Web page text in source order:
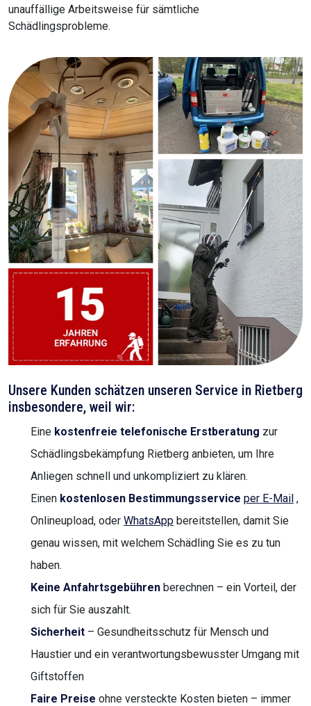
unauffällige Arbeitsweise für sämtliche
Schädlingsprobleme.
Unsere Kunden schätzen unseren Service in Rietberg
insbesondere, weil wir:
Eine kostenfreie telefonische Erstberatung zur
Schädlingsbekämpfung Rietberg anbieten, um Ihre
Anliegen schnell und unkompliziert zu klären.
Einen kostenlosen Bestimmungsservice per E-Mail ,
Onlineupload, oder WhatsApp bereitstellen, damit Sie
genau wissen, mit welchem Schädling Sie es zu tun
haben.
Keine Anfahrtsgebühren berechnen – ein Vorteil, der
sich für Sie auszahlt.
Sicherheit – Gesundheitsschutz für Mensch und
Haustier und ein verantwortungsbewusster Umgang mit
Giftstoffen
Faire Preise ohne versteckte Kosten bieten – immer